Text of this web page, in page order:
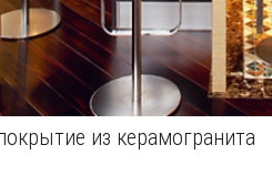
из керамогранита